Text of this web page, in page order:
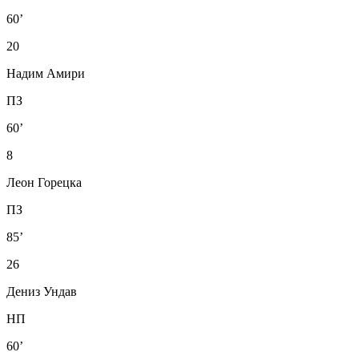
60’
20
Надим Амири
ПЗ
60’
8
Леон Горецка
ПЗ
85’
26
Дениз Ундав
НП
60’